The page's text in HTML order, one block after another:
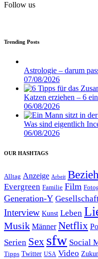
Follow us
Trending Posts
Astrologie – darum
07/08/2026
Katzen erziehen – 6
06/08/2026
Was sind eigentlich
06/08/2026
OUR HASHTAGS
Alltag Anzeige Arbeit
Evergreen Familie Film
Generation-Y
Interview Kunst Leben
Musik Männer Netflix
Serien Sex sfw Social
Tipps Twitter USA Video